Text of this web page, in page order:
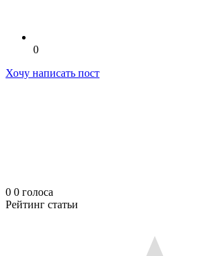
0
Хочу написать пост
0 0 голоса
Рейтинг статьи